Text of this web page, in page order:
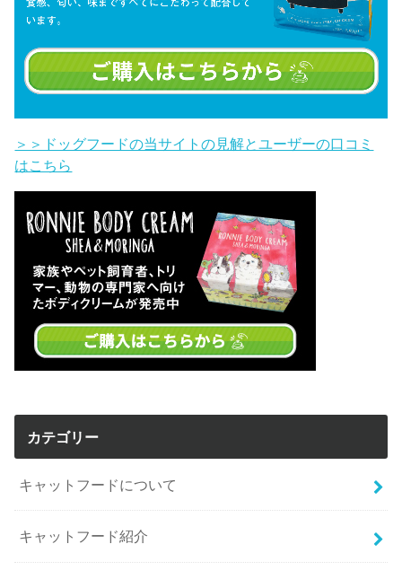
＞＞ドッグフードの当サイトの見解とユーザーの口コミ
はこちら
カテゴリー
キャットフードについて
キャットフード紹介